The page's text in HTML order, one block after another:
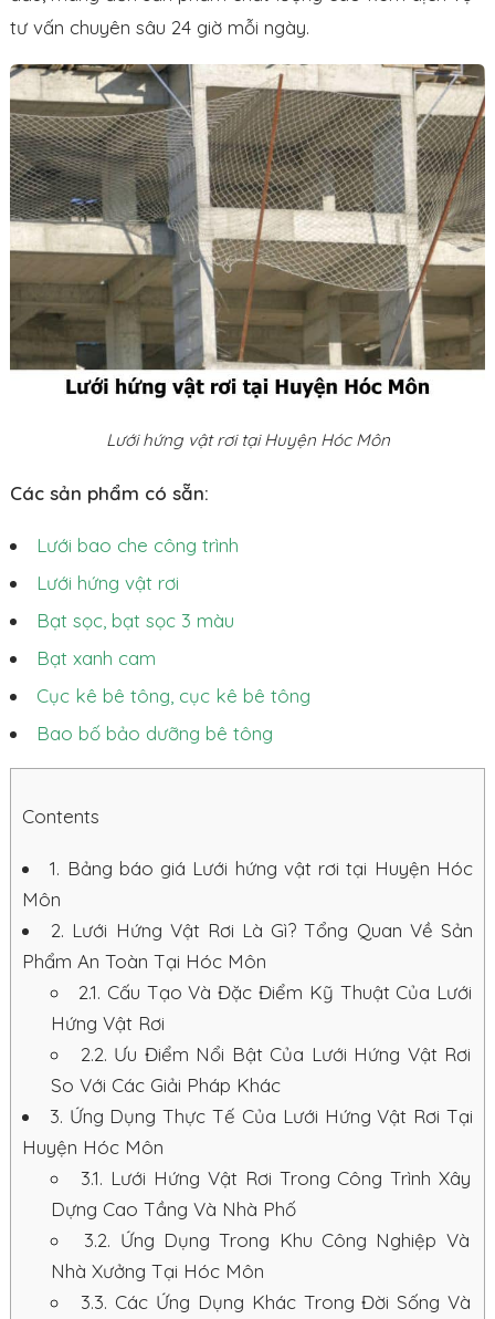
tư vấn chuyên sâu 24 giờ mỗi ngày.
Lưới hứng vật rơi tại Huyện Hóc Môn
Các sản phẩm có sẵn:
Lưới bao che công trình
Lưới hứng vật rơi
Bạt sọc, bạt sọc 3 màu
Bạt xanh cam
Cục kê bê tông, cục kê bê tông
Bao bố bảo dưỡng bê tông
Contents
1. Bảng báo giá Lưới hứng vật rơi tại Huyện Hóc
Môn
2. Lưới Hứng Vật Rơi Là Gì? Tổng Quan Về Sản
Phẩm An Toàn Tại Hóc Môn
2.1. Cấu Tạo Và Đặc Điểm Kỹ Thuật Của Lưới
Hứng Vật Rơi
2.2. Ưu Điểm Nổi Bật Của Lưới Hứng Vật Rơi
So Với Các Giải Pháp Khác
3. Ứng Dụng Thực Tế Của Lưới Hứng Vật Rơi Tại
Huyện Hóc Môn
3.1. Lưới Hứng Vật Rơi Trong Công Trình Xây
Dựng Cao Tầng Và Nhà Phố
3.2. Ứng Dụng Trong Khu Công Nghiệp Và
Nhà Xưởng Tại Hóc Môn
3.3. Các Ứng Dụng Khác Trong Đời Sống Và